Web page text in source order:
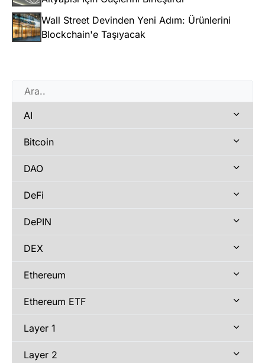
Wall Street Devinden Yeni Adım: Ürünlerini
Blockchain'e Taşıyacak
AI
Bitcoin
DAO
DeFi
DePIN
DEX
Ethereum
Ethereum ETF
Layer 1
Layer 2